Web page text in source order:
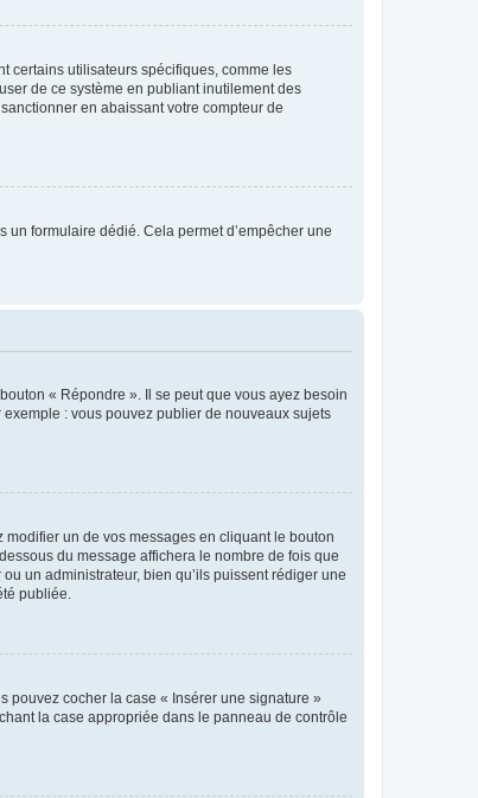
certains utilisateurs spécifiques, comme les
de ce système en publiant inutilement des
en abaissant votre compteur de
formulaire dédié. Cela permet d’empêcher une
« Répondre ». Il se peut que vous ayez besoin
: vous pouvez publier de nouveaux sujets
un de vos messages en cliquant le bouton
du message affichera le nombre de fois que
un administrateur, bien qu’ils puissent rédiger une
publiée.
pouvez cocher la case « Insérer une signature »
la case appropriée dans le panneau de contrôle